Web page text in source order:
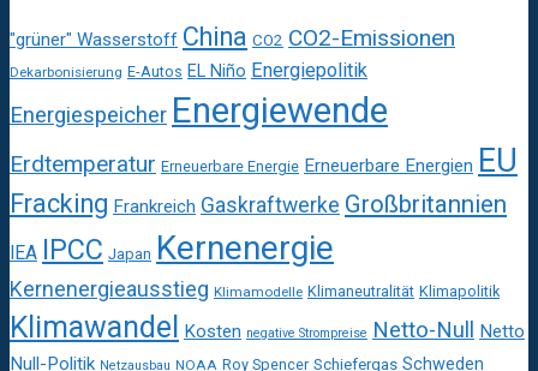
"grüner" Wasserstoff China CO2 CO2-Emissionen
Dekarbonisierung E-Autos EL Niño Energiepolitik
Energiespeicher Energiewende
Erdtemperatur Erneuerbare Energie Erneuerbare Energien EU
Fracking Frankreich Gaskraftwerke Großbritannien
IEA IPCC Japan Kernenergie
Kernenergieausstieg Klimamodelle Klimaneutralität Klimapolitik
Klimawandel Kosten negative Strompreise Netto-Null Netto
Null-Politik Netzausbau NOAA Roy Spencer Schiefergas Schweden